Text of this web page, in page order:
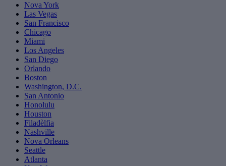
Nova York
Las Vegas
San Francisco
Chicago
Miami
Los Angeles
San Diego
Orlando
Boston
Washington, D.C.
San Antonio
Honolulu
Houston
Filadèlfia
Nashville
Nova Orleans
Seattle
Atlanta